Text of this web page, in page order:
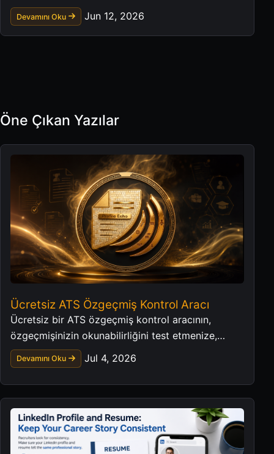
Devamını Oku Jun 12, 2026
Öne Çıkan Yazılar
Ücretsiz ATS Özgeçmiş Kontrol Aracı
Ücretsiz bir ATS özgeçmiş kontrol aracının,
özgeçmişinizin okunabilirliğini test etmenize,
anahtar kelime eşleşmesini iyileştirmenize ve daha
güçlü bir iş başvurusu hazırlamanıza nasıl
yardımcı olabileceğini öğrenin.
Devamını Oku Jul 4, 2026